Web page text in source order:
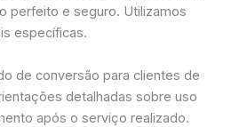
perfeito e seguro. Utilizamos
específicas.
de conversão para clientes de
detalhadas sobre uso
após o serviço realizado.